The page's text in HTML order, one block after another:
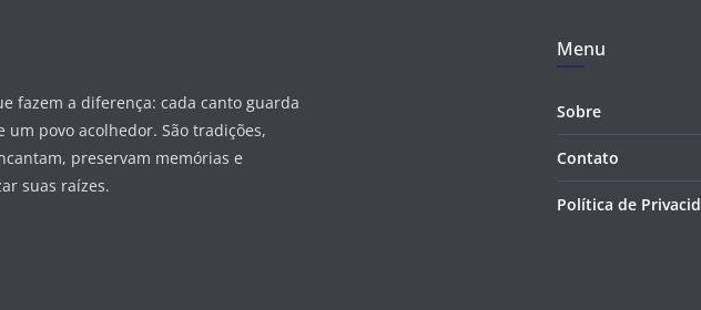
fazem a diferença: cada canto guarda
povo acolhedor. São tradições,
preservam memórias e
suas raízes.
Menu
Sobre
Contato
Política de